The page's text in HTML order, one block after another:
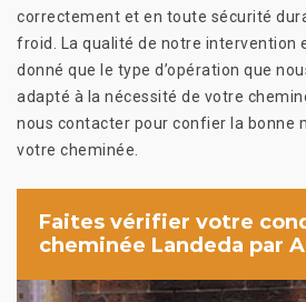
correctement et en toute sécurité
froid. La qualité de notre intervention
donné que le type d’opération que
adapté à la nécessité de votre
nous contacter pour confier la bonne
votre cheminée.
Faites vérifier votre
cheminée Landeda par